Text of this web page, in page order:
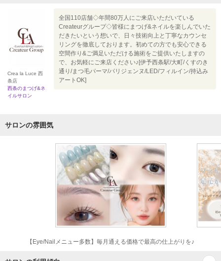
Crea la Luce 西
条店
西条のまつげ&ネ
イルサロン
全国110店舗◇年間80万人にご来店いただいている
Createurグループ◇皆様にまつげ&ネイルを楽しんでいた
だきたいという想いで、日々技術向上と丁寧なカウンセ
リングを徹底しております。初めての方でも安心できる
空間作り&ご満足いただける施術をご提供いたしますの
で、お気軽にご来店ください♪[伊予西条駅/大町/くすのき
通り/まつ毛パーマ/パリジェンヌ/LED/フィルイン/持込み
アートOK]
サロンの雰囲気
【Eye/Nailメニュー多数】毎月通える価格で最高の仕上がりを♪